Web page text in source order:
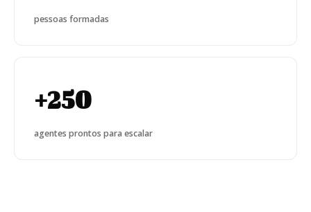
pessoas formadas
+250
agentes prontos para escalar